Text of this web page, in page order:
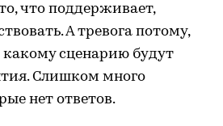
что поддерживает,
А тревога потому,
какому сценарию будут
Слишком много
нет ответов.